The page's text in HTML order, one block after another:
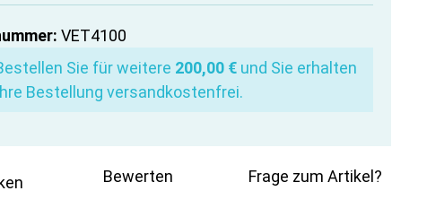
VET4100
Sie für weitere 200,00 € und Sie erhalten
Bestellung versandkostenfrei.
Bewerten Frage zum Artikel?